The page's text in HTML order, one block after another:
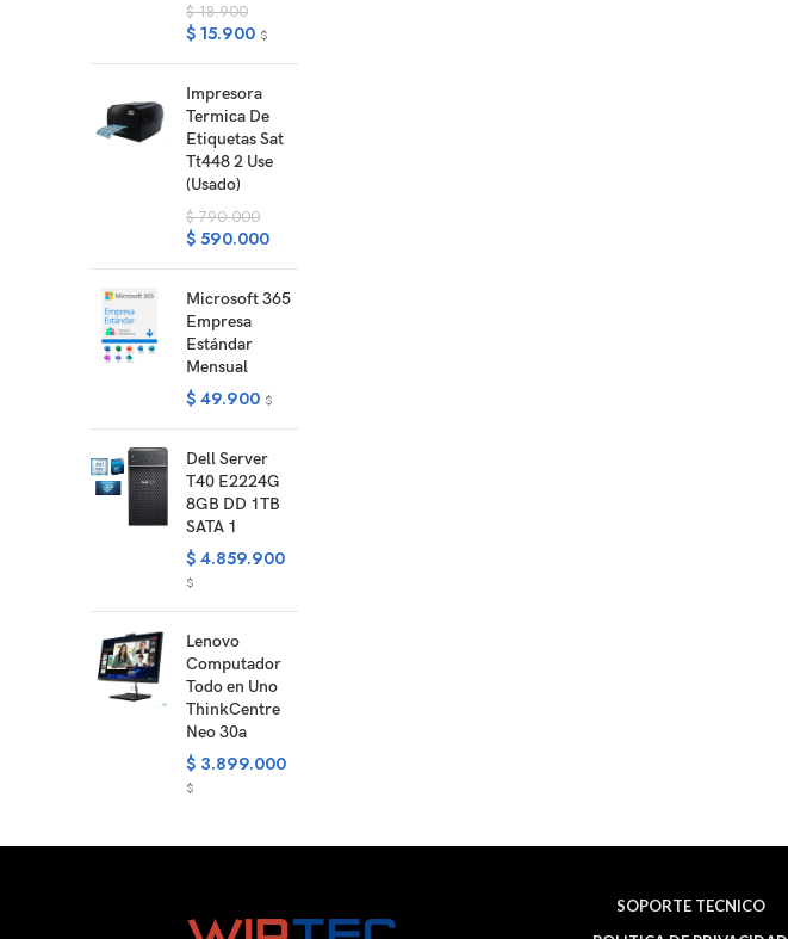
$18.900
$ 15.900 $
Impresora
Termica De
Etiquetas Sat
Tt448 2 Use
(Usado)
$790.000
$ 590.000
Microsoft 365
Empresa
Estándar
Mensual
$ 49.900 $
Dell Server
T40 E2224G
8GB DD 1TB
SATA 1
$ 4.859.900
$
Lenovo
Computador
Todo en Uno
ThinkCentre
Neo 30a
$ 3.899.000
$
SOPORTE TECNICO